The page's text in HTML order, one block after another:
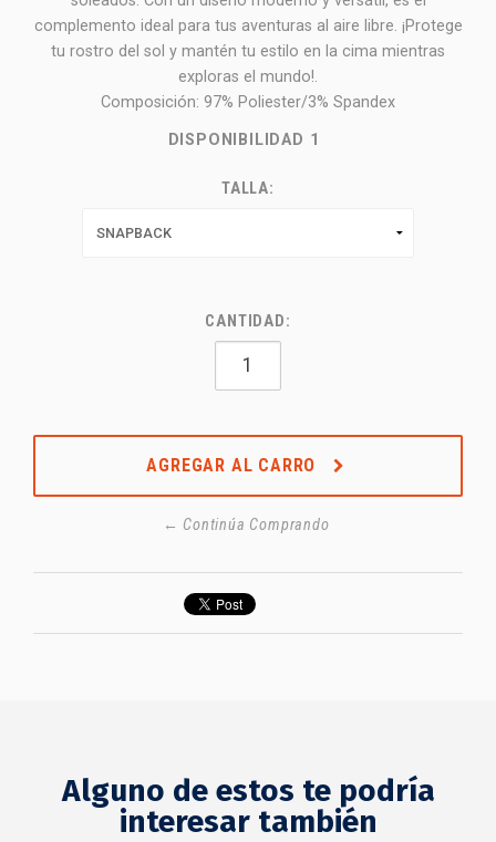
complemento ideal para tus aventuras al aire libre. ¡Protege
tu rostro del sol y mantén tu estilo en la cima mientras
exploras el mundo!.
Composición: 97% Poliester/3% Spandex
DISPONIBILIDAD 1
TALLA:
CANTIDAD:
AGREGAR AL CARRO
← Continúa Comprando
Alguno de estos te podría
interesar también